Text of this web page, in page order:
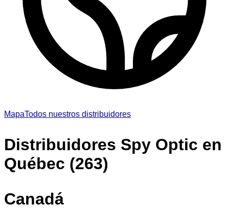
MapaTodos nuestros distribuidores
Distribuidores Spy Optic en
Québec (263)
Canadá